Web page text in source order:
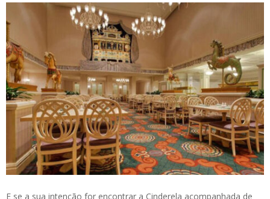
E se a sua intenção for encontrar a Cinderela acompanhada de